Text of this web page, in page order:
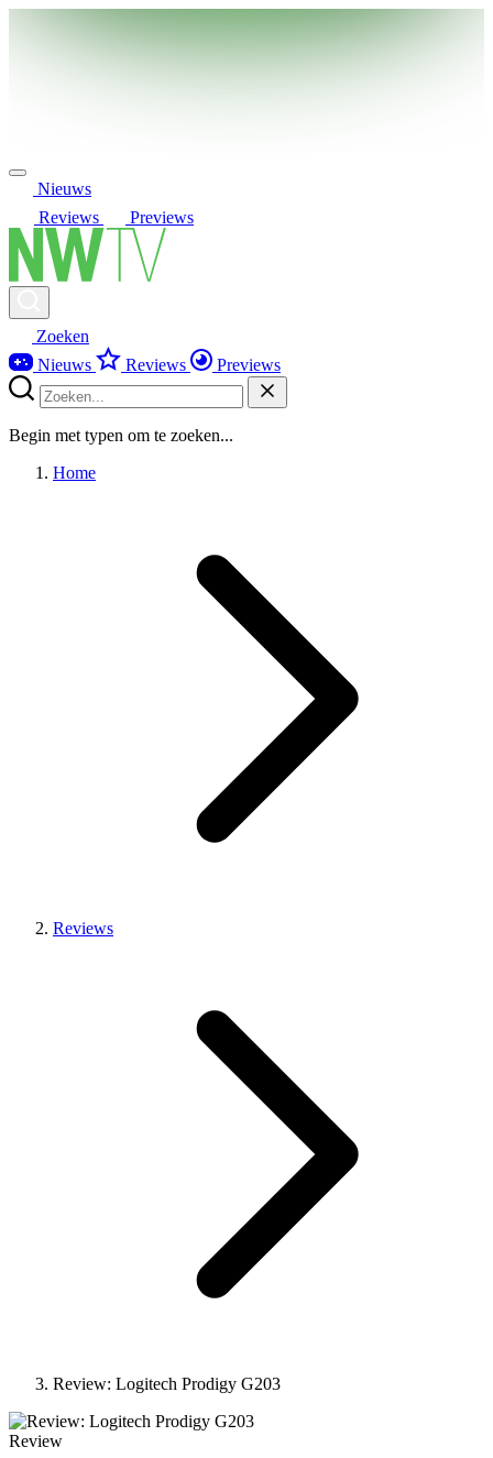
Nieuws
Reviews
Previews
Zoeken
Nieuws
Reviews Previews
Begin met typen om te zoeken...
Home
Reviews
Review: Logitech Prodigy G203
Review